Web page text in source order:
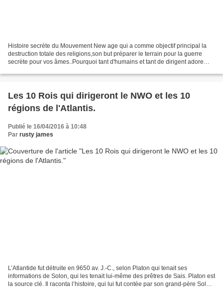
Histoire secrète du Mouvement New age qui a comme objectif principal la
destruction totale des religions,son but préparer le terrain pour la guerre
secrète pour vos âmes..Pourquoi tant d'humains et tant de dirigent adore
Les 10 Rois qui dirigeront le NWO et les 10
régions de l'Atlantis.
Publié le 16/04/2016 à 10:48
Par rusty james
L’Atlantide fut détruite en 9650 av. J.-C., selon Platon qui tenait ses
informations de Solon, qui les tenait lui-même des prêtres de Sais. Platon est
la source clé. Il raconta l’histoire, qui lui fut contée par son grand-père Solon,